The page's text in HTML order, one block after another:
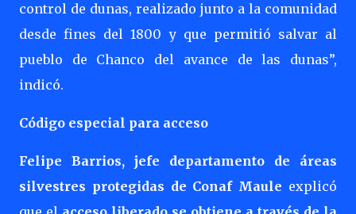
control de dunas, realizado junto a la comunidad
desde fines del 1800 y que permitió salvar al
pueblo de Chanco del avance de las dunas”,
indicó.
Código especial para acceso
Felipe Barrios, jefe departamento de áreas
silvestres protegidas de Conaf Maule explicó